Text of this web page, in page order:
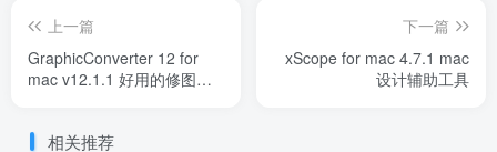
上一篇
GraphicConverter 12 for
mac v12.1.1 好用的修图看
下一篇
xScope for mac 4.7.1 mac
设计辅助工具
相关推荐